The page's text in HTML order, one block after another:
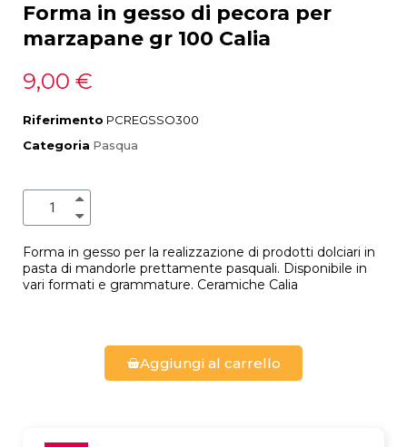
Forma in gesso di pecora per
marzapane gr 100 Calia
9,00 €
Riferimento PCREGSSO300
Categoria Pasqua
Forma in gesso per la realizzazione di prodotti dolciari in
pasta di mandorle prettamente pasquali. Disponibile in
vari formati e grammature. Ceramiche Calia
Aggiungi al carrello